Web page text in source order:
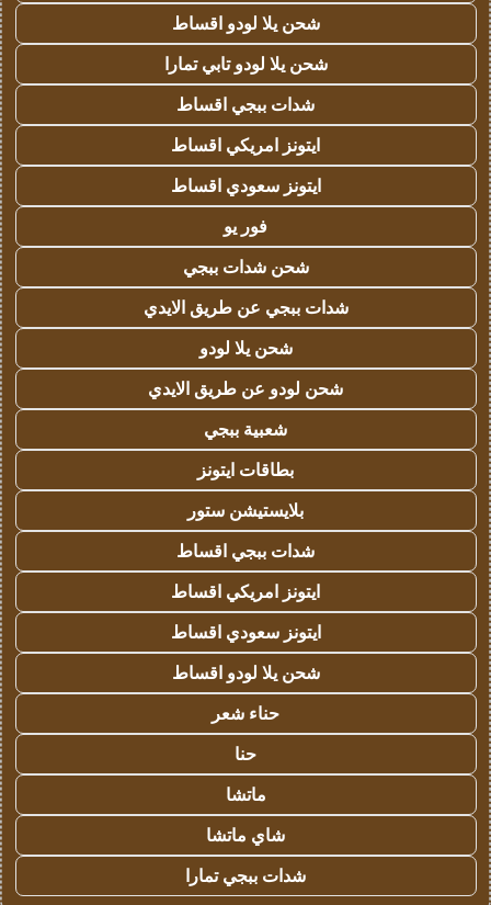
شحن يلا لودو اقساط
شحن يلا لودو تابي تمارا
شدات ببجي اقساط
ايتونز امريكي اقساط
ايتونز سعودي اقساط
فور يو
شحن شدات ببجي
شدات ببجي عن طريق الايدي
شحن يلا لودو
شحن لودو عن طريق الايدي
شعبية ببجي
بطاقات ايتونز
بلايستيشن ستور
شدات ببجي اقساط
ايتونز امريكي اقساط
ايتونز سعودي اقساط
شحن يلا لودو اقساط
حناء شعر
حنا
ماتشا
شاي ماتشا
شدات ببجي تمارا